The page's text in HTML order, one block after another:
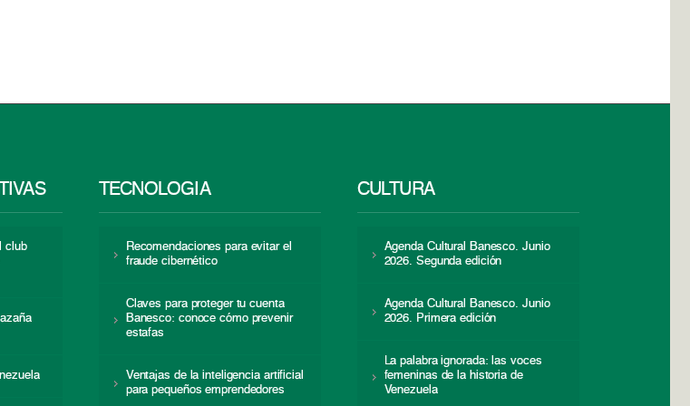
club
TECNOLOGÍA
Recomendaciones para evitar el
fraude cibernético
Claves para proteger tu cuenta
Banesco: conoce cómo prevenir
estafas
Ventajas de la inteligencia artificial
para pequeños emprendedores
CULTURA
Agenda Cultural Banesco. Junio
2026. Segunda edición
Agenda Cultural Banesco. Junio
2026. Primera edición
La palabra ignorada: las voces
femeninas de la historia de
Venezuela